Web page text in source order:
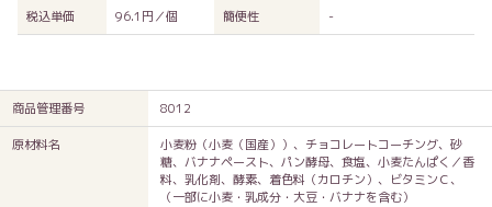
税込単価 96.1円／個 簡便性 -
商品管理番号 8012
原材料名
小麦粉（小麦（国産））、チョコレートコーチング、砂
糖、バナナペースト、パン酵母、食塩、小麦たんぱく／香
料、乳化剤、酵素、着色料（カロチン）、ビタミンＣ、
（一部に小麦・乳成分・大豆・バナナを含む）